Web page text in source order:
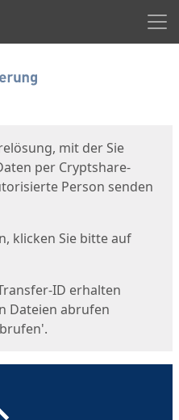
mit der Sie
per Cryptshare-
Person senden
klicken Sie bitte auf
ID erhalten
Dateien abrufen